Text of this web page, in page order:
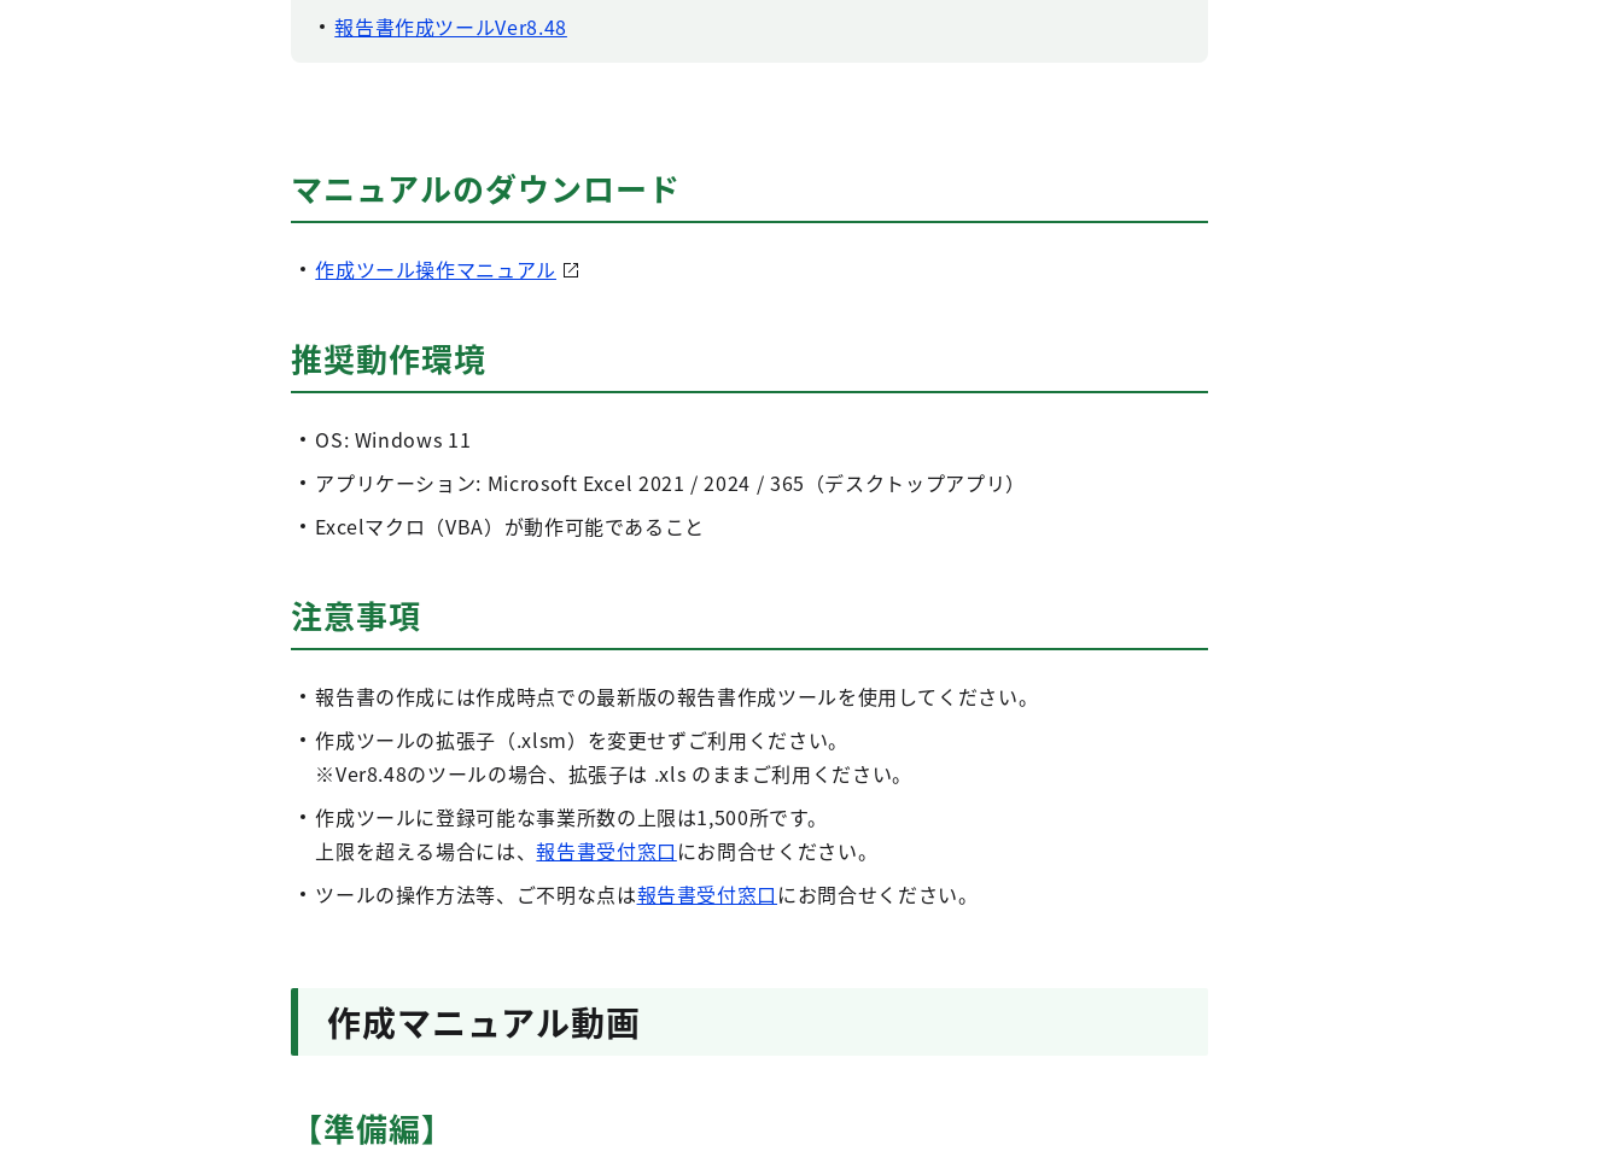
報告書作成ツールVer8.48
マニュアルのダウンロード
作成ツール操作マニュアル
推奨動作環境
OS: Windows 11
アプリケーション: Microsoft Excel 2021 / 2024 / 365（デスクトップアプリ）
Excelマクロ（VBA）が動作可能であること
注意事項
報告書の作成には作成時点での最新版の報告書作成ツールを使用してください。
作成ツールの拡張子（.xlsm）を変更せずご利用ください。
※Ver8.48のツールの場合、拡張子は .xls のままご利用ください。
作成ツールに登録可能な事業所数の上限は1,500所です。
上限を超える場合には、報告書受付窓口 にお問合せください。
ツールの操作方法等、ご不明な点は報告書受付窓口 にお問合せください。
作成マニュアル動画
【準備編】